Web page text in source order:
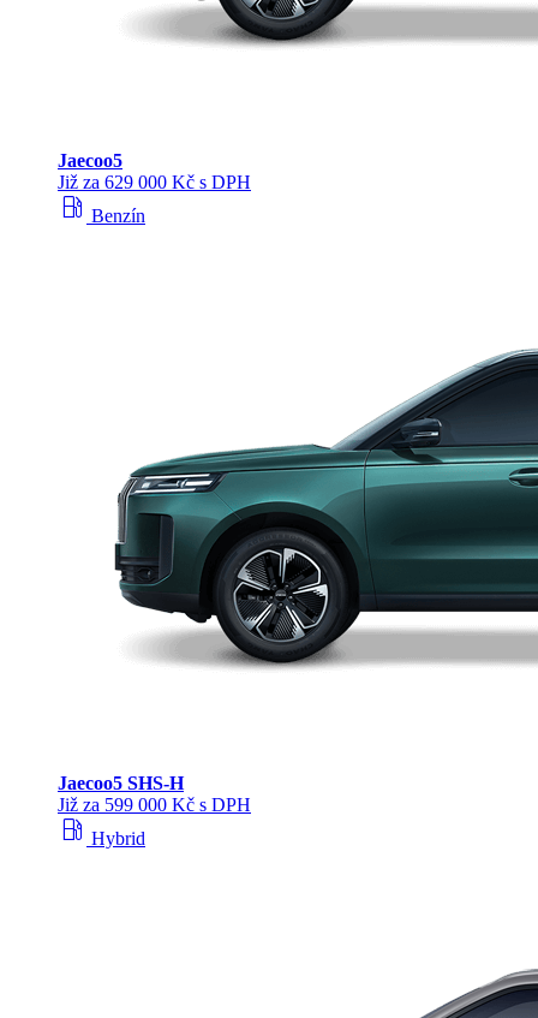
Jaecoo5
Již za 629 000 Kč s DPH
local_gas_station Benzín
Jaecoo5 SHS-H
Již za 599 000 Kč s DPH
local_gas_station Hybrid